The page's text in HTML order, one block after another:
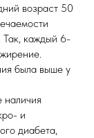
возраст 50
Так, каждый 6-
была выше у
наличия
и
диабета,